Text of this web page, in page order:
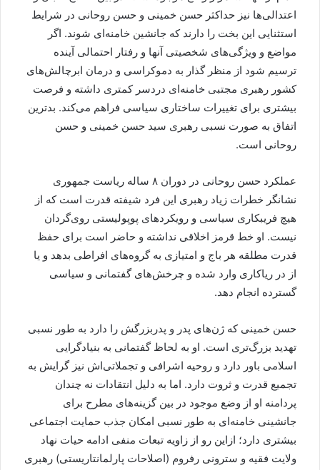
اعتدالی‌ها نیز حداکثر حسن خمینی و حسن روحانی در شرایط
استثنایی این بخت را دارند که جانشین خامنه‌ای شوند. اگر
مواضع و ویژگی‌های شخصیتی آنها و رفتار احتمالی آینده
ترسیم شود از منظر گذار به دموکراسی و درمان ابرچالش‌های
کشور رهبری مجتبی خامنه‌ای دردسر کمتری داشته و فرصت
بیشتری برای تغییرات ساختاری سیاسی فراهم می‌کند. بدترین
اتفاق به صورت نسبی رهبری سید حسن خمینی و حسن
روحانی است.
عملکرد حسن روحانی در دوران ۸ ساله ریاست جمهوری
نشانگر خطرات زیاد رهبری این فرد شیفته قدرت است که از
هیچ فریبکاری سیاسی و رویکرد‌های پوپولیستی روی‌گردان
نیست. او خط قرمز اخلاقی نداشته و حاضر است برای حفظ
قدرت مطلقه هر باج و امتیازی به گروه‌های افراطی بدهد و یا
از در ریاکاری وارد شده و چرخش‌های گفتمانی و سیاسی
گسترده انجام دهد.
حسن خمینی که ژن‌های پدر و پدربزرگش را دارد به طور نسبی
تهدید بزرگ‌تری است. او به لحاظ گفتمانی به بنیادگرایی
اسلامی باور دارد و روحیه اشرافی و تجملاتی‌اش نیز گرایش به
تجمیع قدرت و ثروت دارد. اما به دلیل انتقادات نه چندان
پردامنه او از وضع موجود در بین گزینه‌های مطرح برای
جانشینی خامنه‌ای به طور نسبی امکان جذب حمایت اجتماعی
بیشتری دارد؛ ازاین رو از زاویه تبعات منفی ادامه حیات نهاد
ولایت فقیه و سترونی رفروم (اصلاحات پارلمانتاریستی) رهبری